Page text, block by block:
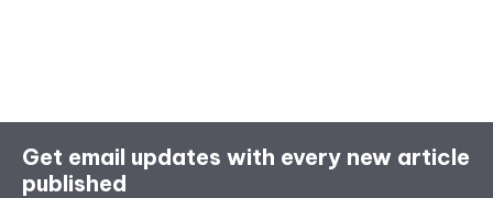
Get email updates with every new article
published